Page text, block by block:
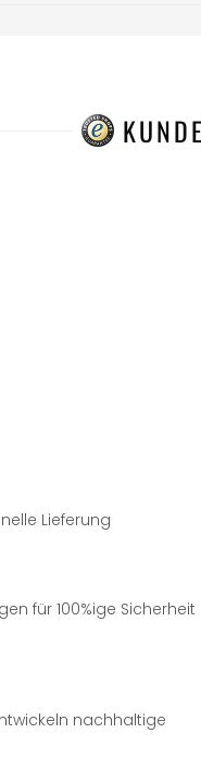
Lieferung
für 100%ige Sicherheit
nachhaltige